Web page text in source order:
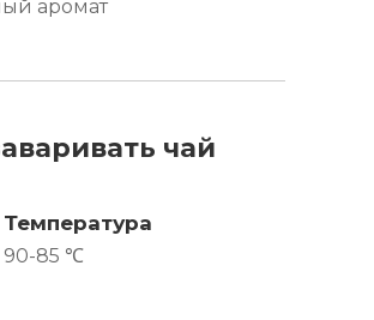
аромат
чай
Температура
90-85 ℃